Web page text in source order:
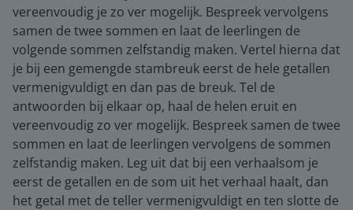
vereenvoudig je zo ver mogelijk. Bespreek vervolgens
samen de twee sommen en laat de leerlingen de
volgende sommen zelfstandig maken. Vertel hierna dat
je bij een gemengde stambreuk eerst de hele getallen
vermenigvuldigt en dan pas de breuk. Tel de
antwoorden bij elkaar op, haal de helen eruit en
vereenvoudig zo ver mogelijk. Bespreek samen de twee
sommen en laat de leerlingen vervolgens de sommen
zelfstandig maken. Leg uit dat bij een verhaalsom je
eerst de getallen en de som uit het verhaal haalt, dan
het getal met de teller vermenigvuldigt en ten slotte de